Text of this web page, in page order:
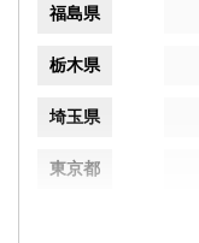
福島県
栃木県
埼玉県
東京都